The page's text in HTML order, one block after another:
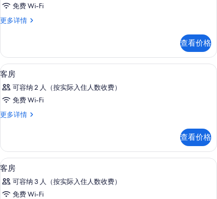
所
照
片
免费 Wi-Fi
更多详情
家
多
信
息
查看价格
显
示
客
的
有
照
片
高档床上用品、记忆海绵床垫、迷你
8
客房
可容纳 2 人（按实际入住人数收费）
免费 Wi-Fi
更多详情
客
信
息
查看价格
显
示
客
高档床上用品、记忆海绵床垫、迷你
7
客房
可容纳 3 人（按实际入住人数收费）
免费 Wi-Fi